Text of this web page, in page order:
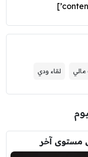
لقاء ودي
مستوى آخر